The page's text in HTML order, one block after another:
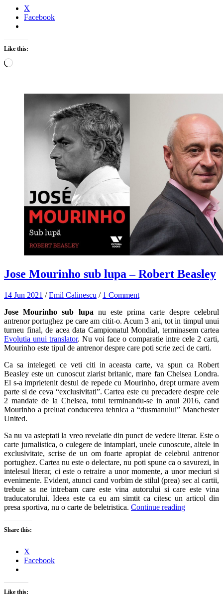
X
Facebook
Like this:
Loading…
Jose Mourinho sub lupa – Robert Beasley
14 Jun 2021 /Emil Calinescu / 1 Comment
Jose Mourinho sub lupa nu este prima carte despre celebrul
antrenor portughez pe care am citit-o. Acum 3 ani, tot in timpul unui
turneu final, de acea data Campionatul Mondial, terminasem cartea
Evolutia unui translator. Nu voi face o comparatie intre cele 2 carti,
Mourinho este tipul de antrenor despre care poti scrie zeci de carti.
Ca sa intelegeti ce veti citi in aceasta carte, va spun ca Robert
Beasley este un cunoscut ziarist britanic, mare fan Chelsea Londra.
El s-a imprietenit destul de repede cu Mourinho, drept urmare avem
parte si de ceva “exclusivitati”. Cartea este cu precadere despre cele
2 mandate de la Chelsea, totul terminandu-se in anul 2016, cand
Mourinho a preluat conducerea tehnica a “dusmanului” Manchester
United.
Sa nu va asteptati la vreo revelatie din punct de vedere literar. Este o
carte jurnalistica, o culegere de intamplari, unele cunoscute, altele in
exclusivitate, scrise de un om foarte apropiat de celebrul antrenor
portughez. Cartea nu este o delectare, nu poti spune ca o savurezi, in
intelesul literar, ci este o retraire a unor momente, a unor meciuri si
evenimente. Evident, atunci cand vorbim de stilul (prea) sec al cartii,
trebuie sa ne intrebam care este vina autorului si care este vina
traducatorului. Ideea este ca eu am simtit ca citesc un articol din
presa sportiva, nu o carte de beletristica. Continue reading
Share this:
X
Facebook
Like this: